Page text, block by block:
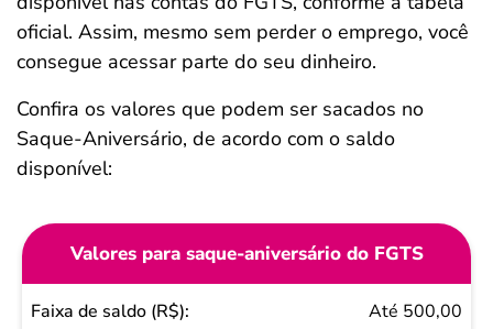
oficial. Assim, mesmo sem perder o emprego, você
consegue acessar parte do seu dinheiro.
Confira os valores que podem ser sacados no
Saque-Aniversário, de acordo com o saldo
disponível:
Valores para saque-aniversário do FGTS
Faixa
Até 500,00